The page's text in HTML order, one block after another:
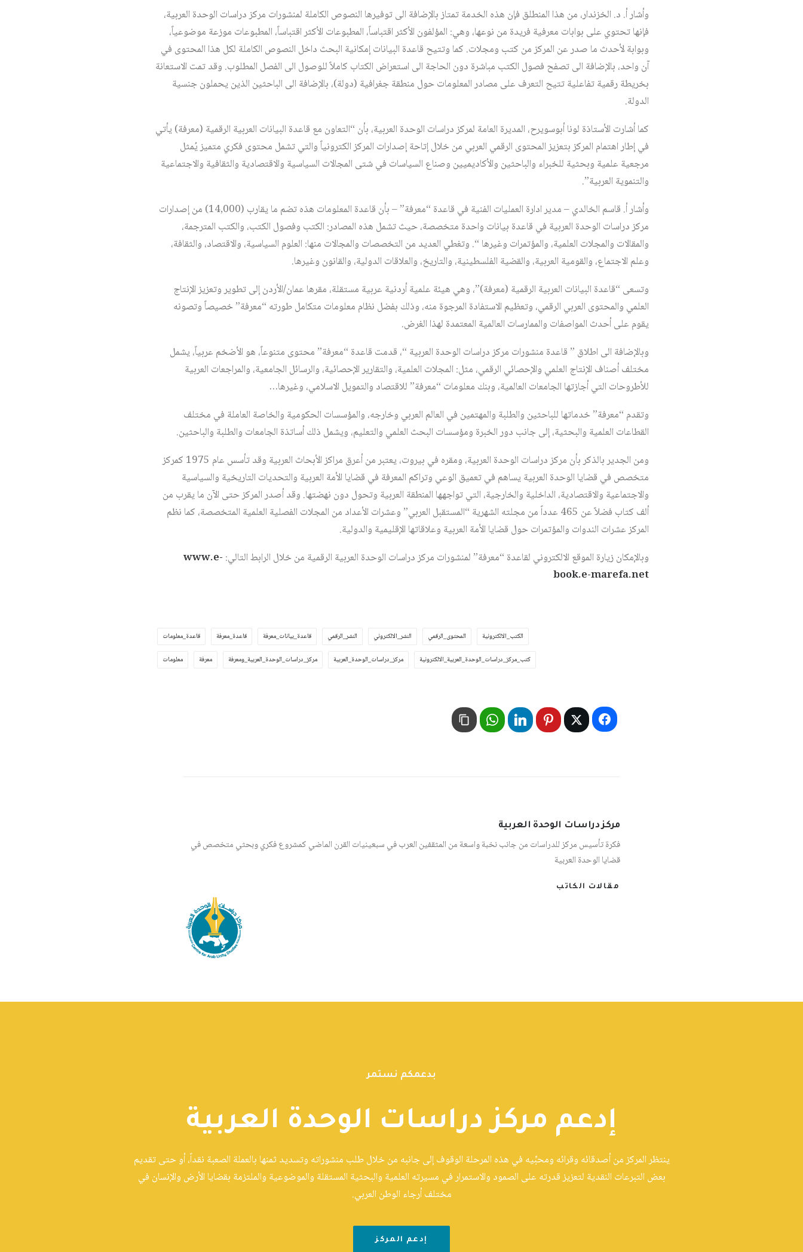
وأشار أ. د. الخزندار، من هذا المنطلق فإن هذه الخدمة تمتاز بالإضافة الى توفيرها النصوص الكاملة لمنشورات مركز دراسات الوحدة العربية،
فإنها تحتوي على بوابات معرفية فريدة من نوعها، وهي: المؤلفون الأكثر اقتباساً، المطبوعات الأكثر اقتباساً، المطبوعات موزعة موضوعياً،
وبوابة لأحدث ما صدر عن المركز من كتب ومجلات. كما وتتيح قاعدة البيانات إمكانية البحث داخل النصوص الكاملة لكل هذا المحتوى في
آن واحد، بالإضافة الى تصفح فصول الكتب مباشرة دون الحاجة الى استعراض الكتاب كاملاً للوصول الى الفصل المطلوب. وقد تمت الاستعانة
بخريطة رقمية تفاعلية تتيح التعرف على مصادر المعلومات حول منطقة جغرافية (دولة)، بالإضافة الى الباحثين الذين يحملون جنسية
الدولة.
كما أشارت الأستاذة لونا أبوسويرح، المديرة العامة لمركز دراسات الوحدة العربية، بأن “التعاون مع قاعدة البيانات العربية الرقمية (معرفة) يأتي
في إطار اهتمام المركز بتعزيز المحتوى الرقمي العربي من خلال إتاحة إصدارات المركز الكترونياً والتي تشمل محتوى فكري متميز يُمثل
مرجعية علمية وبحثية للخبراء والباحثين والأكاديميين وصناع السياسات في شتى المجالات السياسية والاقتصادية والثقافية والاجتماعية
والتنموية العربية”.
وأشار أ. قاسم الخالدي – مدير ادارة العمليات الفنية في قاعدة “معرفة” – بأن قاعدة المعلومات هذه تضم ما يقارب (14,000) من إصدارات
مركز دراسات الوحدة العربية في قاعدة بيانات واحدة متخصصة، حيث تشمل هذه المصادر: الكتب وفصول الكتب، والكتب المترجمة،
والمقالات والمجلات العلمية، والمؤتمرات وغيرها “. وتغطي العديد من التخصصات والمجالات منها: العلوم السياسية، والاقتصاد، والثقافة،
وعلم الاجتماع، والقومية العربية، والقضية الفلسطينية، والتاريخ، والعلاقات الدولية، والقانون وغيرها.
وتسعى “قاعدة البيانات العربية الرقمية (معرفة)”، وهي هيئة علمية أردنية عربية مستقلة، مقرها عمان/الأردن إلى تطوير وتعزيز الإنتاج
العلمي والمحتوى العربي الرقمي، وتعظيم الاستفادة المرجوة منه، وذلك بفضل نظام معلومات متكامل طورته “معرفة” خصيصاً وتصونه
يقوم على أحدث المواصفات والممارسات العالمية المعتمدة لهذا الغرض.
وبالإضافة الى اطلاق ” قاعدة منشورات مركز دراسات الوحدة العربية “، قدمت قاعدة “معرفة” محتوى متنوعاً، هو الأضخم عربياً، يشمل
مختلف أصناف الإنتاج العلمي والإحصائي الرقمي، مثل: المجلات العلمية، والتقارير الإحصائية، والرسائل الجامعية، والمراجعات العربية
للأطروحات التي أجازتها الجامعات العالمية، وبنك معلومات “معرفة” للاقتصاد والتمويل الاسلامي، وغيرها…
وتقدم “معرفة” خدماتها للباحثين والطلبة والمهتمين في العالم العربي وخارجه، والمؤسسات الحكومية والخاصة العاملة في مختلف
القطاعات العلمية والبحثية، إلى جانب دور الخبرة ومؤسسات البحث العلمي والتعليم، ويشمل ذلك أساتذة الجامعات والطلبة والباحثين.
ومن الجدير بالذكر بأن مركز دراسات الوحدة العربية، ومقره في بيروت، يعتبر من أعرق مراكز الأبحاث العربية وقد تأسس عام 1975 كمركز
متخصص في قضايا الوحدة العربية يساهم في تعميق الوعي وتراكم المعرفة في قضايا الأمة العربية والتحديات التاريخية والسياسية
والاجتماعية والاقتصادية، الداخلية والخارجية، التي تواجهها المنطقة العربية وتحول دون نهضتها. وقد أصدر المركز حتى الآن ما يقرب من
ألف كتاب فضلاً عن 465 عدداً من مجلته الشهرية “المستقبل العربي” وعشرات الأعداد من المجلات الفصلية العلمية المتخصصة، كما نظم
المركز عشرات الندوات والمؤتمرات حول قضايا الأمة العربية وعلاقاتها الإقليمية والدولية.
وبالإمكان زيارة الموقع الالكتروني لقاعدة “معرفة” لمنشورات مركز دراسات الوحدة العربية الرقمية من خلال الرابط التالي: www.e-
book.e-marefa.net
الكتب_الالكترونية المحتوى_الرقمي النشر_الالكتروني النشر_الرقمي قاعدة_بيانات_معرفة قاعدة_معرفة قاعدة_معلومات
كتب_مركز_دراسات_الوحدة_العربية_الالكترونية مركز_دراسات_الوحدة_العربية مركز_دراسات_الوحدة_العربية_ومعرفة معرفة معلومات
مركز دراسات الوحدة العربية
فكرة تأسيس مركز للدراسات من جانب نخبة واسعة من المثقفين العرب في سبعينيات القرن الماضي كمشروع فكري وبحثي متخصص في
قضايا الوحدة العربية
مقالات الكاتب
بدعمكم نستمر
إدعم مركز دراسات الوحدة العربية
ينتظر المركز من أصدقائه وقرائه ومحبِّيه في هذه المرحلة الوقوف إلى جانبه من خلال طلب منشوراته وتسديد ثمنها بالعملة الصعبة نقداً، أو حتى تقديم
بعض التبرعات النقدية لتعزيز قدرته على الصمود والاستمرار في مسيرته العلمية والبحثية المستقلة والموضوعية والملتزمة بقضايا الأرض والإنسان في
مختلف أرجاء الوطن العربي.
إدعم المركز